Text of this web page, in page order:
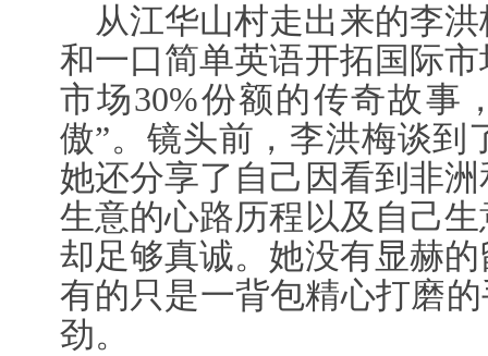
从江华山村走出来的李
和一口简单英语开拓国际
市场30%份额的传奇故事
傲”。镜头前，李洪梅谈到
她还分享了自己因看到非
生意的心路历程以及自己
却足够真诚。她没有显赫
有的只是一背包精心打磨
劲。